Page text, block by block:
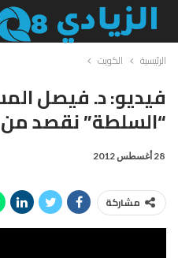
الرئيسية الكويت
فيديو: د. فيصل
“السلطة” نقصد
28 أغسطس 2012
مشاركة